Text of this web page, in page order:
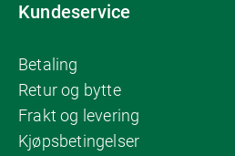
Kundeservice
Betaling
Retur og bytte
Frakt og levering
Kjøpsbetingelser